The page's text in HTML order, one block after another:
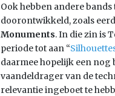
Ook hebben andere
doorontwikkeld, zoals
Monuments. In die zin is
periode tot aan “
daarmee hopelijk een
vaandeldrager van de
relevantie ingeboet te